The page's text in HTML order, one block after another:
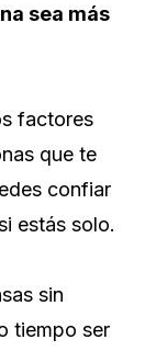
sea más
factores
que te
confiar
estás solo.
sin
tiempo ser